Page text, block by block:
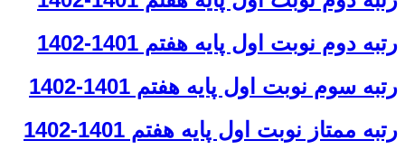
دوم نوبت اول پایه هفتم 1401-1402
سوم نوبت اول پایه هفتم 1401-1402
ممتاز نوبت اول پایه هفتم 1401-1402
با چه شماره ای میتونم در ارتباط باشم؟
شهریه مدارس چقدر هست؟